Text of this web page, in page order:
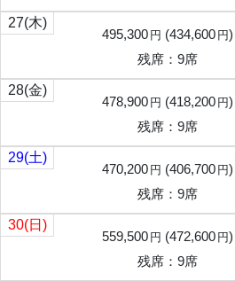
27(木)
495,300 円 (434,600 円)
残席：9席
28(金)
478,900 円 (418,200 円)
残席：9席
29(土)
470,200 円 (406,700 円)
残席：9席
30(日)
559,500 円 (472,600 円)
残席：9席